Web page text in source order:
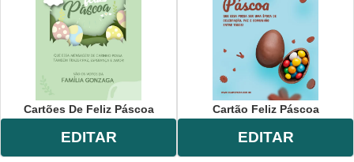
Cartões De Feliz Páscoa
EDITAR
Cartão Feliz Páscoa
EDITAR